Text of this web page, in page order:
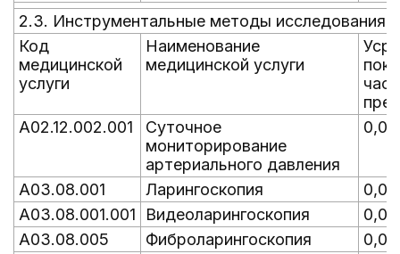
2.3. Инструментальные методы исследования
Код
медицинской
услуги
Наименование
медицинской услуги
A02.12.002.001
Суточное
мониторирование
артериального давления
A03.08.001 Ларингоскопия
A03.08.001.001
Видеоларингоскопия
A03.08.005
Фиброларингоскопия